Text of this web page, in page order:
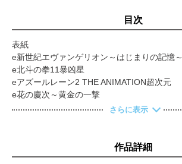
目次
表紙
e新世紀エヴァンゲリオン～はじまりの記憶～
e北斗の拳11暴凶星
eアズールレーン2 THE ANIMATION超次元
e花の慶次～黄金の一撃
P沖ドキ!ドキドキ弾丸ツアー
トラマツ「今、リアルに勝てる台」
安田一彦「つぶれてたまるか！」
さらに表示
作品詳細